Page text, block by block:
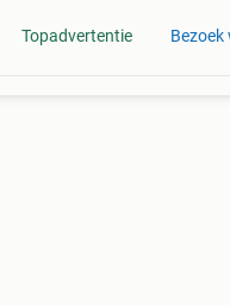
Topadvertentie Bezoek